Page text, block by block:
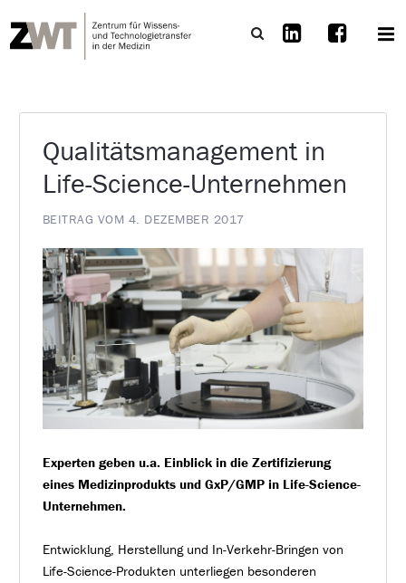
Qualitätsmanagement in
Life-Science-Unternehmen
BEITRAG VOM 4. DEZEMBER 2017
Experten geben u.a. Einblick in die Zertifizierung
eines Medizinprodukts und GxP/GMP in Life-Science-
Unternehmen.
Entwicklung, Herstellung und In-Verkehr-Bringen von
Life-Science-Produkten unterliegen besonderen